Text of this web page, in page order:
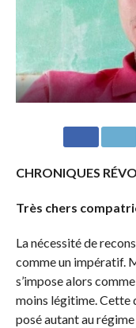
CHRONIQUES
Très chers
La nécessité de
comme un impératif.
s’impose alors
moins légitime. Cette
posé autant au régime